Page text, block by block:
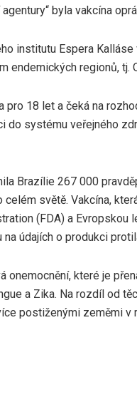
byla vakcína
institutu Espera
endemických regionů, tj.
pro 18 let a čeká na
do systému veřejného
Brazílie 267 000
světě. Vakcína,
(FDA) a Evropskou
údajích o produkci
onemocnění, které je
a Zika. Na rozdíl od
postiženými zeměmi v